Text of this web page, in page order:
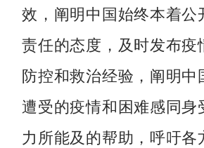
效，阐明中国始终本着公
责任的态度，及时发布疫
防控和救治经验，阐明中
遭受的疫情和困难感同身
力所能及的帮助，呼吁各